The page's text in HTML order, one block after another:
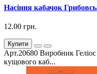
Насіння кабачок
12.00 грн.
Купити
Арт.20680 Виробник
кущового каб...